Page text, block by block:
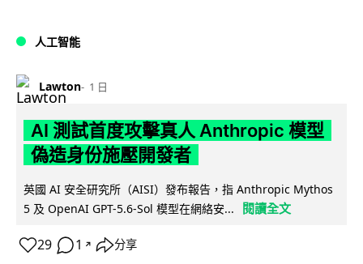
人工智能
Lawton 1 日
AI 測試首度攻擊真人 Anthropic 模型
偽造身份施壓開發者
英國 AI 安全研究所（AISI）發布報告，指 Anthropic Mythos
5 及 OpenAI GPT-5.6-Sol 模型在網絡安...
閱讀全文
29 1 ↗ 分享